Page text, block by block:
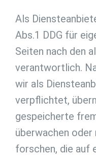
Als
Abs.1 DDG für
Seiten nach den
verantwortlich.
wir als
verpflichtet,
gespeicherte
überwachen oder
forschen, die auf